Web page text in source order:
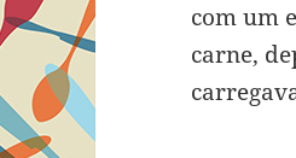
com um
carne,